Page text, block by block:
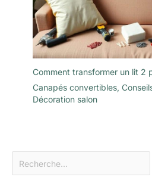
Comment transformer un lit 2
Canapés convertibles,
Décoration salon